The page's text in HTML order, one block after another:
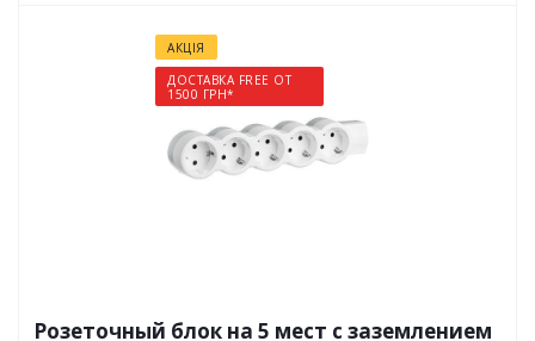
АКЦІЯ
ДОСТАВКА FREE ОТ
1500 ГРН*
Розеточный блок на 5 мест с заземлением